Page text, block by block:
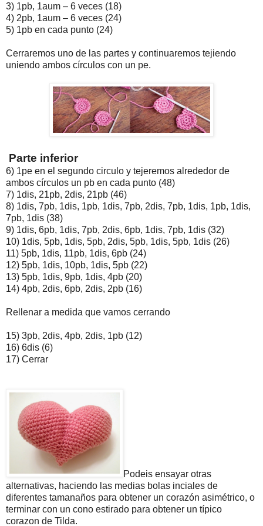
3) 1pb, 1aum – 6 veces (18)
4) 2pb, 1aum – 6 veces (24)
5) 1pb en cada punto (24)
Cerraremos uno de las partes y continuaremos tejiendo
uniendo ambos círculos con un pe.
Parte inferior
6) 1pe en el segundo circulo y tejeremos alrededor de
ambos círculos un pb en cada punto (48)
7) 1dis, 21pb, 2dis, 21pb (46)
8) 1dis, 7pb, 1dis, 1pb, 1dis, 7pb, 2dis, 7pb, 1dis, 1pb, 1dis,
7pb, 1dis (38)
9) 1dis, 6pb, 1dis, 7pb, 2dis, 6pb, 1dis, 7pb, 1dis (32)
10) 1dis, 5pb, 1dis, 5pb, 2dis, 5pb, 1dis, 5pb, 1dis (26)
11) 5pb, 1dis, 11pb, 1dis, 6pb (24)
12) 5pb, 1dis, 10pb, 1dis, 5pb (22)
13) 5pb, 1dis, 9pb, 1dis, 4pb (20)
14) 4pb, 2dis, 6pb, 2dis, 2pb (16)
Rellenar a medida que vamos cerrando
15) 3pb, 2dis, 4pb, 2dis, 1pb (12)
16) 6dis (6)
17) Cerrar
Podeis ensayar otras
alternativas, haciendo las medias bolas inciales de
diferentes tamanaños para obtener un corazón asimétrico, o
terminar con un cono estirado para obtener un típico
corazon de Tilda.